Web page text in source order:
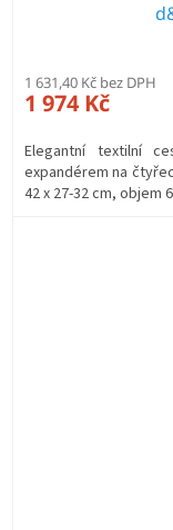
1 631,40 Kč bez DPH
1 974 Kč
Elegantní textilní
expandérem na
42 x 27-32 cm, objem